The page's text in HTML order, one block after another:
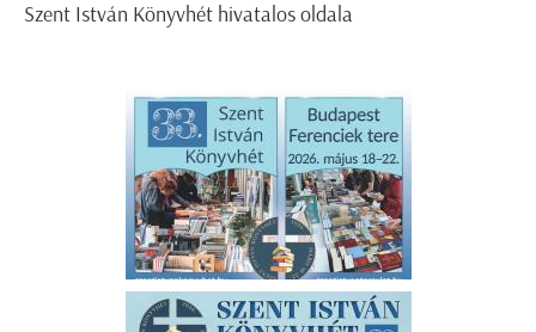
Szent István Könyvhét hivatalos oldala